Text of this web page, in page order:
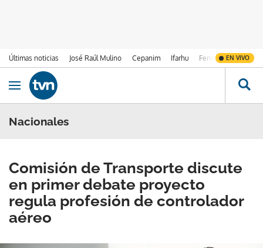
Últimas noticias José Raúl Mulino Cepanim Ifarhu Fenómeno de El
EN VIVO
Ir al contenido
Obrir navegació
Nacionales
Comisión de Transporte discute
en primer debate proyecto
regula profesión de controlador
aéreo